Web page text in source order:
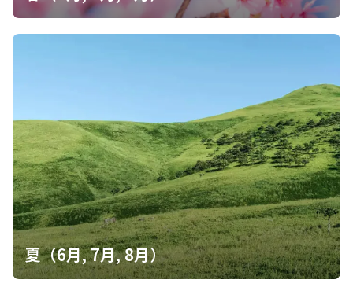
トイレットペーパー完備・24時間利用 補足情
報：洋式で概ね清潔、紙あり。夜間照明不安定で
牧ノ戸峠-沓掛山-星生山-久住山-中岳-稲星山-稲
夏（6月, 7月, 8月）